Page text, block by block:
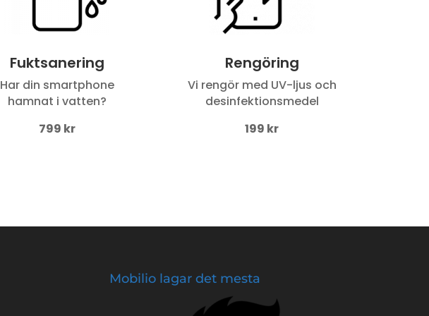
Fuktsanering
Har din smartphone
hamnat i vatten?
799 kr
Rengöring
Vi rengör med UV-ljus och
desinfektionsmedel
199 kr
Mobilio lagar det mesta